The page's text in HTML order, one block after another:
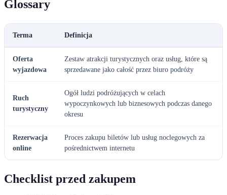
Glossary
Terma Definicja
Oferta
wyjazdowa
Zestaw atrakcji turystycznych oraz usług, które są
sprzedawane jako całość przez biuro podróży
Ruch
turystyczny
Ogół ludzi podróżujących w celach
wypoczynkowych lub biznesowych podczas danego
okresu
Rezerwacja
online
Proces zakupu biletów lub usług noclegowych za
pośrednictwem internetu
Checklist przed zakupem